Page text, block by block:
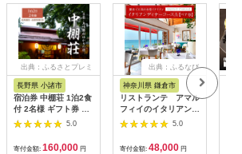
出典：ふるさとプレミ
長野県 小諸市
宿泊券 中棚荘 1泊2食
付 2名様 ギフト券 チ
ケット 券 宿泊 旅行
5.0
寄付金額: 160,000 円
出典：ふるなび
神奈川県 鎌倉市
リストランテ アマル
フィイのイタリアンデ
ィナーコースA ペア
5.0
寄付金額: 48,000 円